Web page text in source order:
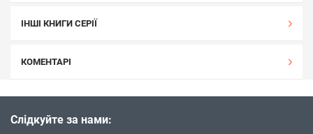
ІНШІ КНИГИ СЕРІЇ
КОМЕНТАРІ
Слідкуйте за нами: